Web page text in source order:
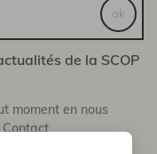
de la SCOP
moment en nous
ok